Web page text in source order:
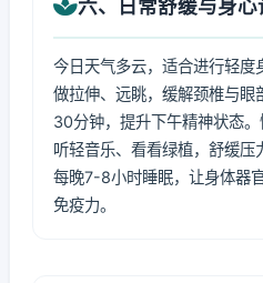
六、日常舒缓与身心
今日天气多云，适合进行轻度
做拉伸、远眺，缓解颈椎与
30分钟，提升下午精神状态
听轻音乐、看看绿植，舒缓压
每晚7-8小时睡眠，让身体器
免疫力。